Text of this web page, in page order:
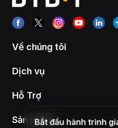
Về chúng tôi
Dịch vụ
Hỗ Trợ
Sản phẩmBắt đầu hành trình